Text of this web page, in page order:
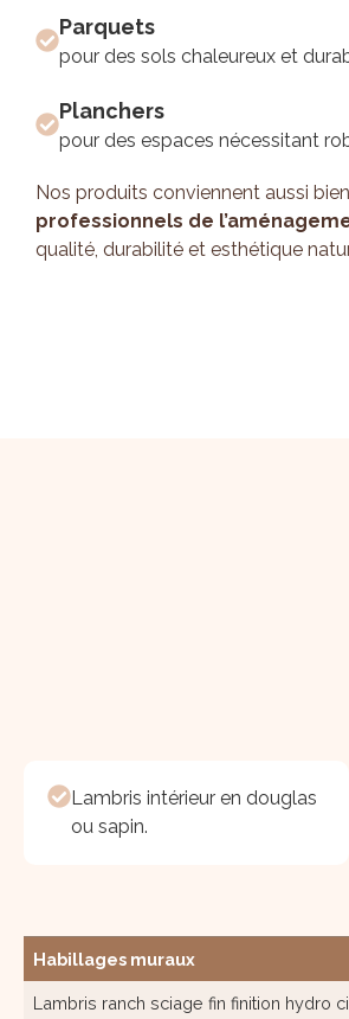
Parquets
pour des sols chaleureux et
Planchers
pour des espaces nécessitant
Nos produits conviennent aussi
professionnels de
qualité, durabilité et esthétique
Lambris intérieur en douglas
ou sapin.
Habillages muraux
Lambris ranch sciage fin finition hydro